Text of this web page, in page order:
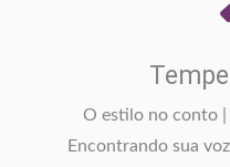
O estilo no conto |
Encontrando sua